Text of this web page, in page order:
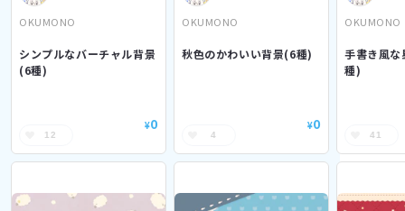
OKUMONO
シンプルなバーチャル背景
(6種)
12
¥0
OKUMONO
秋色のかわいい背景(6種)
4
¥0
OKUMONO
手書き風
種)
41